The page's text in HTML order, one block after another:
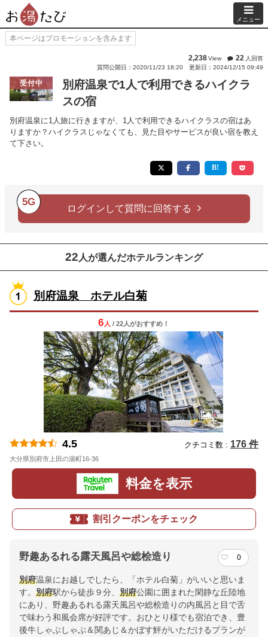
メニュー
本ページはプロモーションを含みます
2,238View 22 人回答
質問公開日：2020/11/23 18:20
更新日：2024/12/15 09:49
受付中
別府温泉で1人で利用できるハイクラ
スの宿
別府温泉に1人旅に行きますが、1人で利用できるハイクラスの宿はあ
りますか？ハイクラスじゃなくても、見た目やサービスが良い宿を教え
て下さい。
5G
ログインして質問に回答する
22 人が選んだホテルランキング
別府温泉 ホテル白菊
6 人 / 22人がおすすめ！
4.5 クチコミ数 : 176 件
大分県別府市上田の湯町16-36
料金を表示
割引クーポンをチェック
野趣あるれる露天風呂や総桧造り 0
別府温泉にお越しでしたら、「ホテル白菊」がいいと思いま
す。 別府駅から徒歩９分、 別府公園に囲まれた閑静な丘陸地
にあり、野趣あるれる露天風呂や総桧造りの内風呂と目で舌
で味わう和風会席が好評です。おひとり様でも宿泊でき、豊
後牛しゃぶしゃぶ＆関あじ＆かぼす鮃がいただけるプランが